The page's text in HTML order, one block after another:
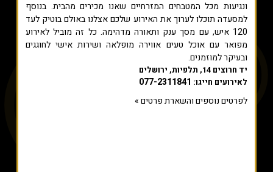
ונגיעות מכל המטבחים המזרחיים שאנו מכירים מהבית.​ בנוסף
למסעדה תוכלו לערוך את האירוע שלכם אצלנו באולם בוטיק לעד
120 איש, עם מסך ענק ותאורה מדהימה. כל זה מוביל לאירוע
מפואר עם אוכל טעים אווירה מופלאה ושירות אישי לחוגגים
ובעיקר למוזמנים.
יד חרוצים 14, תלפיות, ירושלים
לאירועים חייגו: 077-2311841
לפרטים נוספים והשארת פרטים »